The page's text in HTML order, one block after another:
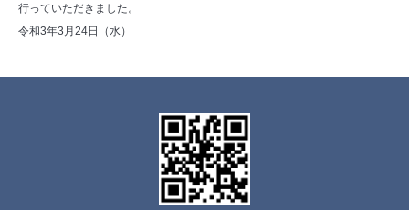
行っていただきました。
令和3年3月24日（水）